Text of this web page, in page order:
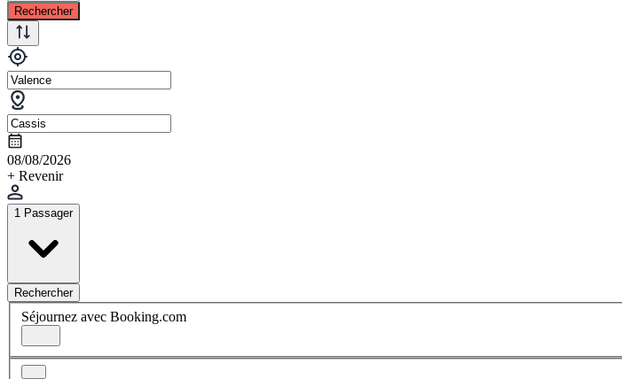
Rechercher
08/08/2026
+ Revenir
1 Passager
Rechercher
Séjournez avec Booking.com